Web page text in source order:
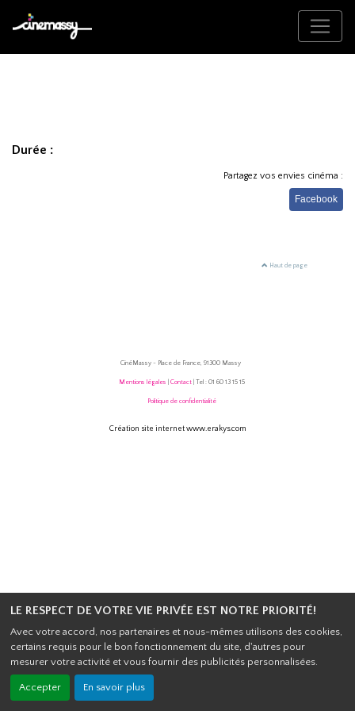
LE RESPECT DE VOTRE VIE PRIVÉE EST NOTRE PRIORITÉ!
Avec votre accord, nos partenaires et nous-mêmes utilisons des cookies,
certains requis pour le bon fonctionnement du site, d'autres pour
mesurer votre activité et vous fournir des publicités personnalisées.
Accepter En savoir plus
Durée :
Partagez vos envies cinéma :
Facebook
Haut de page
CinéMassy - Place de France, 91300 Massy
Mentions légales Contact| Tel : 01 60 13 15 15
Politique de confidentialité
Création site internet www.erakys.com